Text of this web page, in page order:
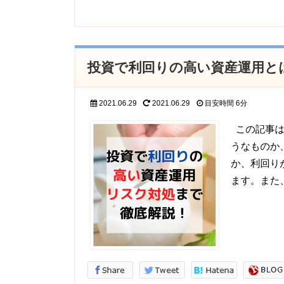
投資で利回りの高い資産運用と
2021.06.29 2021.06.29 目安時間 6分
この記事
うなものか
か、利回り
ます。ま